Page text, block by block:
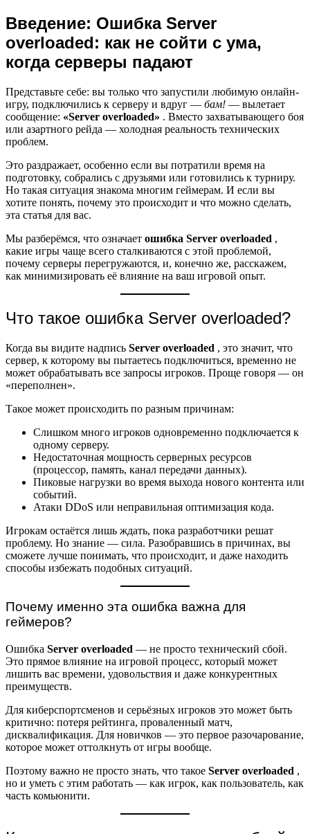
Введение: Ошибка Server
overloaded: как не сойти с ума,
когда серверы падают
Представьте себе: вы только что запустили любимую онлайн-
игру, подключились к серверу и вдруг — бам! — вылетает
сообщение: «Server overloaded» . Вместо захватывающего боя
или азартного рейда — холодная реальность технических
проблем.
Это раздражает, особенно если вы потратили время на
подготовку, собрались с друзьями или готовились к турниру.
Но такая ситуация знакома многим геймерам. И если вы
хотите понять, почему это происходит и что можно сделать,
эта статья для вас.
Мы разберёмся, что означает ошибка Server overloaded ,
какие игры чаще всего сталкиваются с этой проблемой,
почему серверы перегружаются, и, конечно же, расскажем,
как минимизировать её влияние на ваш игровой опыт.
Что такое ошибка Server overloaded?
Когда вы видите надпись Server overloaded , это значит, что
сервер, к которому вы пытаетесь подключиться, временно не
может обрабатывать все запросы игроков. Проще говоря — он
«переполнен».
Такое может происходить по разным причинам:
Слишком много игроков одновременно подключается к
одному серверу.
Недостаточная мощность серверных ресурсов
(процессор, память, канал передачи данных).
Пиковые нагрузки во время выхода нового контента или
событий.
Атаки DDoS или неправильная оптимизация кода.
Игрокам остаётся лишь ждать, пока разработчики решат
проблему. Но знание — сила. Разобравшись в причинах, вы
сможете лучше понимать, что происходит, и даже находить
способы избежать подобных ситуаций.
Почему именно эта ошибка важна для
геймеров?
Ошибка Server overloaded — не просто технический сбой.
Это прямое влияние на игровой процесс, который может
лишить вас времени, удовольствия и даже конкурентных
преимуществ.
Для киберспортсменов и серьёзных игроков это может быть
критично: потеря рейтинга, проваленный матч,
дисквалификация. Для новичков — это первое разочарование,
которое может оттолкнуть от игры вообще.
Поэтому важно не просто знать, что такое Server overloaded ,
но и уметь с этим работать — как игрок, как пользователь, как
часть комьюнити.